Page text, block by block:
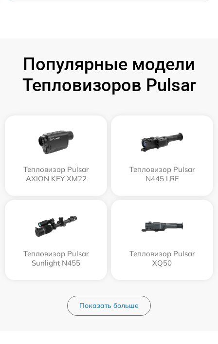
Популярные модели
Тепловизоров Pulsar
Тепловизор Pulsar
AXION KEY XM22
Тепловизор Pulsar
N445 LRF
Тепловизор Pulsar
Sunlight N455
Тепловизор Pulsar
XQ50
Показать больше